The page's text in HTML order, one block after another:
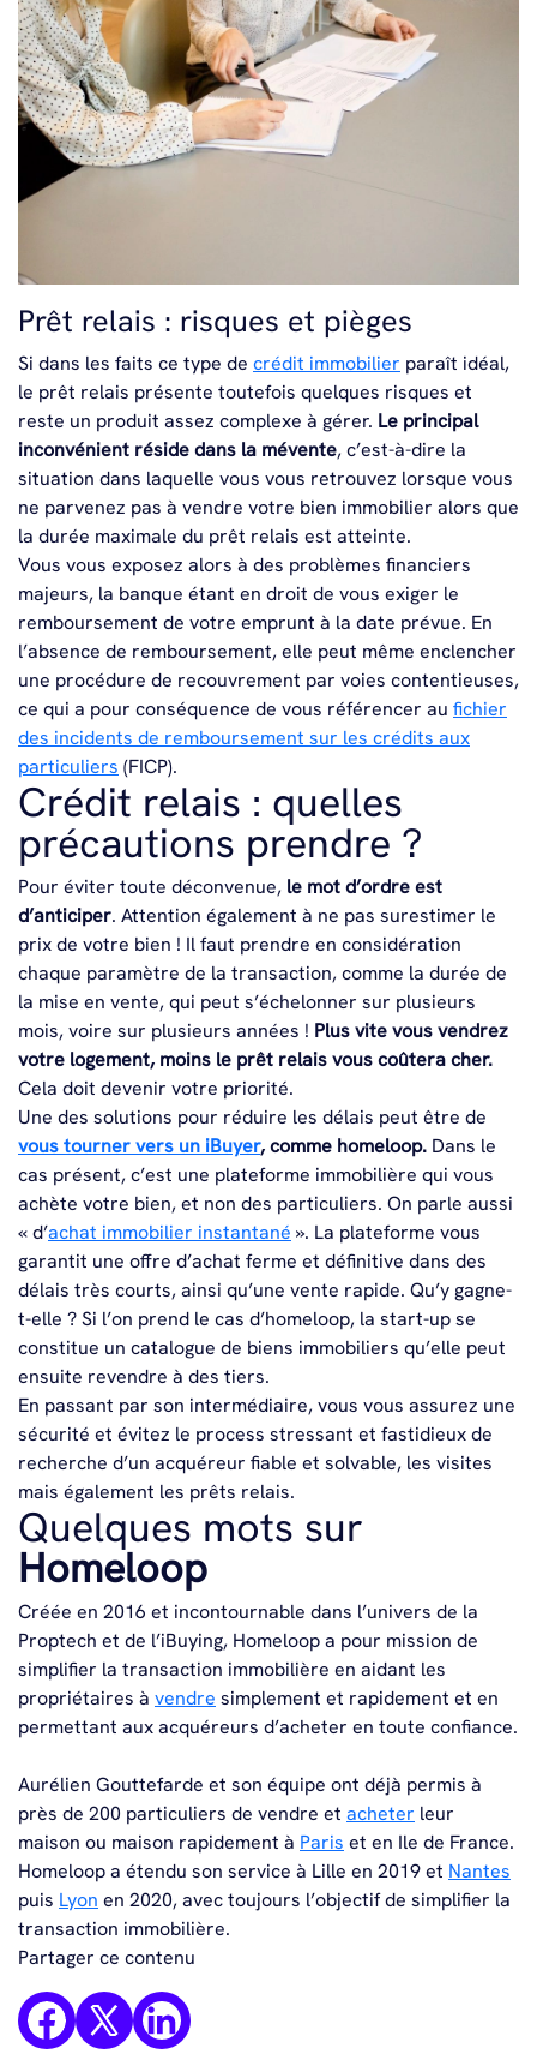
Prêt relais : risques et pièges
Si dans les faits ce type de crédit immobilier paraît idéal,
le prêt relais présente toutefois quelques risques et
reste un produit assez complexe à gérer. Le principal
inconvénient réside dans la mévente, c’est-à-dire la
situation dans laquelle vous vous retrouvez lorsque vous
ne parvenez pas à vendre votre bien immobilier alors que
la durée maximale du prêt relais est atteinte.
Vous vous exposez alors à des problèmes financiers
majeurs, la banque étant en droit de vous exiger le
remboursement de votre emprunt à la date prévue. En
l’absence de remboursement, elle peut même enclencher
une procédure de recouvrement par voies contentieuses,
ce qui a pour conséquence de vous référencer au fichier
des incidents de remboursement sur les crédits aux
particuliers (FICP).
Crédit relais : quelles
précautions prendre ?
Pour éviter toute déconvenue, le mot d’ordre est
d’anticiper. Attention également à ne pas surestimer le
prix de votre bien ! Il faut prendre en considération
chaque paramètre de la transaction, comme la durée de
la mise en vente, qui peut s’échelonner sur plusieurs
mois, voire sur plusieurs années ! Plus vite vous vendrez
votre logement, moins le prêt relais vous coûtera cher.
Cela doit devenir votre priorité.
Une des solutions pour réduire les délais peut être de
vous tourner vers un iBuyer, comme homeloop. Dans le
cas présent, c’est une plateforme immobilière qui vous
achète votre bien, et non des particuliers. On parle aussi
« d’achat immobilier instantané ». La plateforme vous
garantit une offre d’achat ferme et définitive dans des
délais très courts, ainsi qu’une vente rapide. Qu’y gagne-
t-elle ? Si l’on prend le cas d’homeloop, la start-up se
constitue un catalogue de biens immobiliers qu’elle peut
ensuite revendre à des tiers.
En passant par son intermédiaire, vous vous assurez une
sécurité et évitez le process stressant et fastidieux de
recherche d’un acquéreur fiable et solvable, les visites
mais également les prêts relais.
Quelques mots sur
Homeloop
Créée en 2016 et incontournable dans l’univers de la
Proptech et de l’iBuying, Homeloop a pour mission de
simplifier la transaction immobilière en aidant les
propriétaires à vendre simplement et rapidement et en
permettant aux acquéreurs d’acheter en toute confiance.
Aurélien Gouttefarde et son équipe ont déjà permis à
près de 200 particuliers de vendre et acheter leur
maison ou maison rapidement à Paris et en Ile de France.
Homeloop a étendu son service à Lille en 2019 et Nantes
puis Lyon en 2020, avec toujours l’objectif de simplifier la
transaction immobilière.
Partager ce contenu